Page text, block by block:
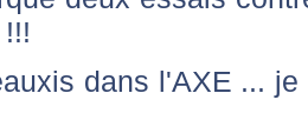
dans l'AXE ...